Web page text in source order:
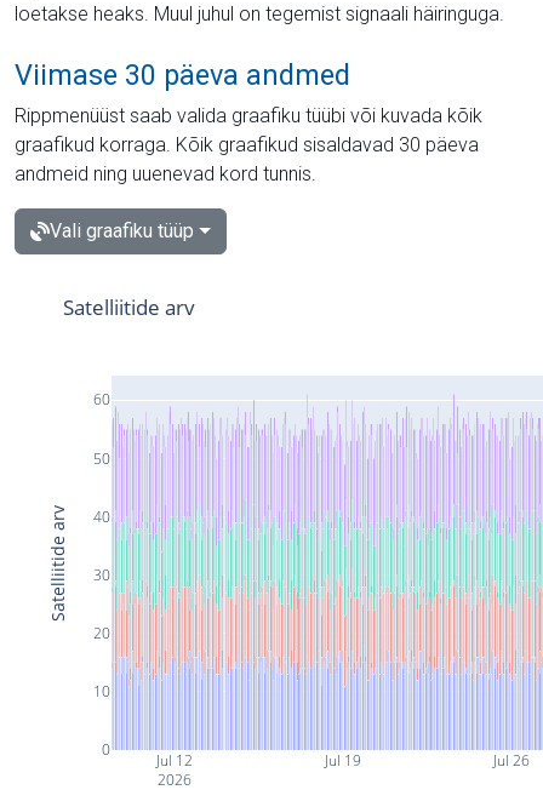
loetakse heaks. Muul juhul on tegemist signaali häiringuga.
Viimase 30 päeva andmed
Rippmenüüst saab valida graafiku tüübi või kuvada kõik
graafikud korraga. Kõik graafikud sisaldavad 30 päeva
andmeid ning uuenevad kord tunnis.
Vali graafiku tüüp
Jul 12
2026
Jul 19 Jul 26
0
10
20
30
40
50
60
Satelliitide arv
Satelliitide arv